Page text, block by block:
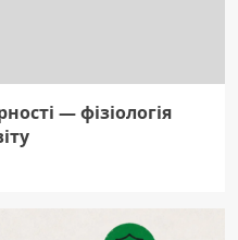
— фізіологія